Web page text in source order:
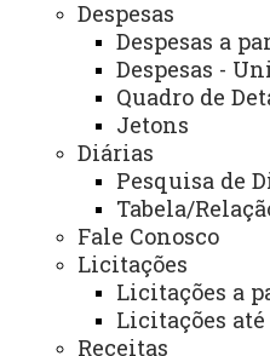
Despesas
Despesas a
Despesas -
Quadro de
Jetons
Diárias
Pesquisa de
Tabela/
Fale Conosco
Licitações
Licitações a
Licitações até
Receitas
Você está aqui:Unioeste
Campus de Toledo -
Lista de Itens de Toledo
Sala de Estudos e
Ambientais, Agrárias e
ACESSE